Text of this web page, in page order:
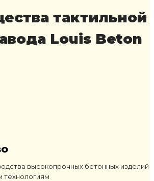
тактильной
Louis Beton
высокопрочных бетонных изделий
технологиям